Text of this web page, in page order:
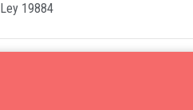
Ley 19884